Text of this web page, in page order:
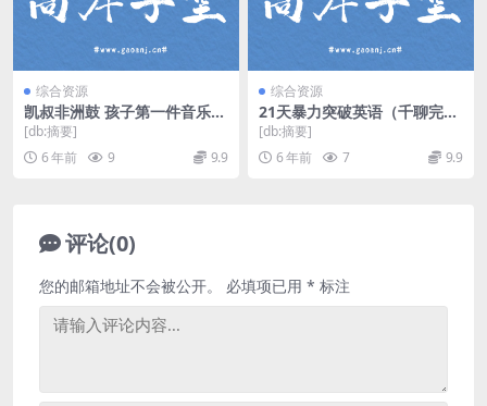
综合资源
凯叔非洲鼓 孩子第一件音乐启
蒙乐器（avi视频）百度网盘
[db:摘要]
6 年前
9 9.9
综合资源
21天暴力突破英语（千聊完
结）百度网盘
[db:摘要]
6 年前
7 9.9
评论(0)
您的邮箱地址不会被公开。 必填项已用 * 标注